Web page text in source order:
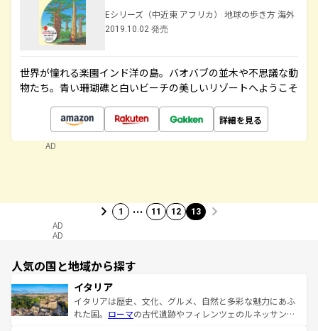
Eシリーズ（中近東 アフリカ） 地球の歩き方 海外
2019.10.02 発売
世界が憧れる楽園インド洋の島。バオバブの並木や不思議な動
物たち。青い珊瑚礁と白いビーチの美しいリゾートへようこそ
詳細を見る
AD
1 … 11 12 13
AD
AD
人気の国と地域から探す
イタリア
イタリアは歴史、文化、グルメ、自然と多彩な魅力にあふ
れた国。 ローマの古代遺跡やフィレンツェのルネッサンス